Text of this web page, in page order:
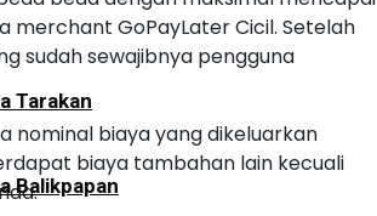
Tarakan
Balikpapan
merchant GoPayLater Cicil. Setelah
sudah sewajibnya pengguna
nominal biaya yang dikeluarkan
biaya tambahan lain kecuali